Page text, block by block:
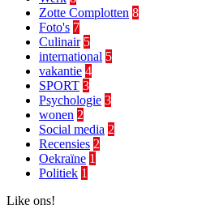
Zotte Complotten 8
Foto's 7
Culinair 5
international 5
vakantie 4
SPORT 3
Psychologie 3
wonen 2
Social media 2
Recensies 2
Oekraïne 1
Politiek 1
Like ons!